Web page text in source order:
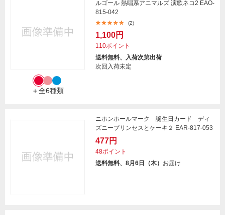
＋全6種類
ルゴール 熱唱系アニマルズ 演歌ネコ2 EAO-
815-042
(2)
1,100円
110ポイント
送料無料、入荷次第出荷
次回入荷未定
ニホンホールマーク 誕生日カード ディ
ズニープリンセスとケーキ２ EAR-817-053
477円
48ポイント
送料無料、8月6日（木） お届け